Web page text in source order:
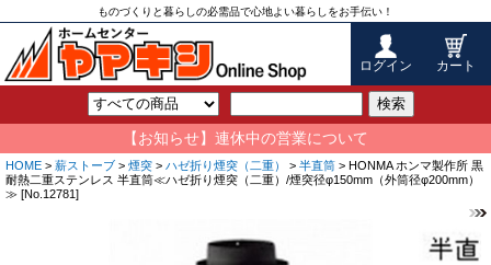
ものづくりと暮らしの必需品で心地よい暮らしをお手伝い！
ログイン カート
検索
【お知らせ】連休中の営業について
HOME > 薪ストーブ > 煙突 > ハゼ折り煙突（二重） > 半直筒 > HONMA ホンマ製作所 黒
耐熱二重ステンレス 半直筒≪ハゼ折り煙突（二重）/煙突径φ150mm（外筒径φ200mm）
≫ [No.12781]